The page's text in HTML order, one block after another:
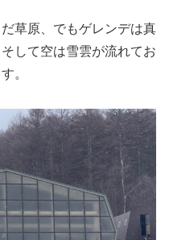
草原、でもゲレンデは真
して空は雪雲が流れてお
。